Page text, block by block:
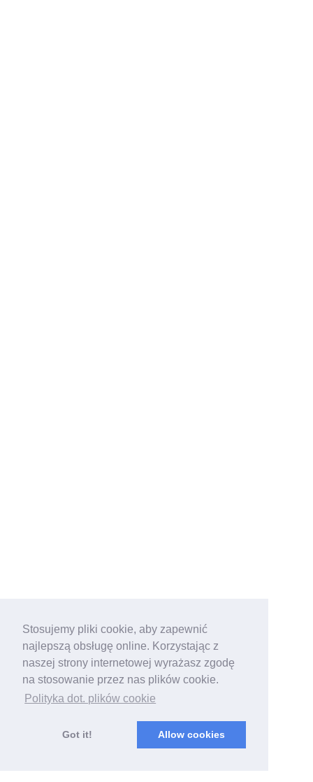
Stosujemy pliki cookie, aby zapewnić
najlepszą obsługę online. Korzystając z
naszej strony internetowej wyrażasz zgodę
na stosowanie przez nas plików cookie.
Polityka dot. plików cookie
Got it! Allow cookies